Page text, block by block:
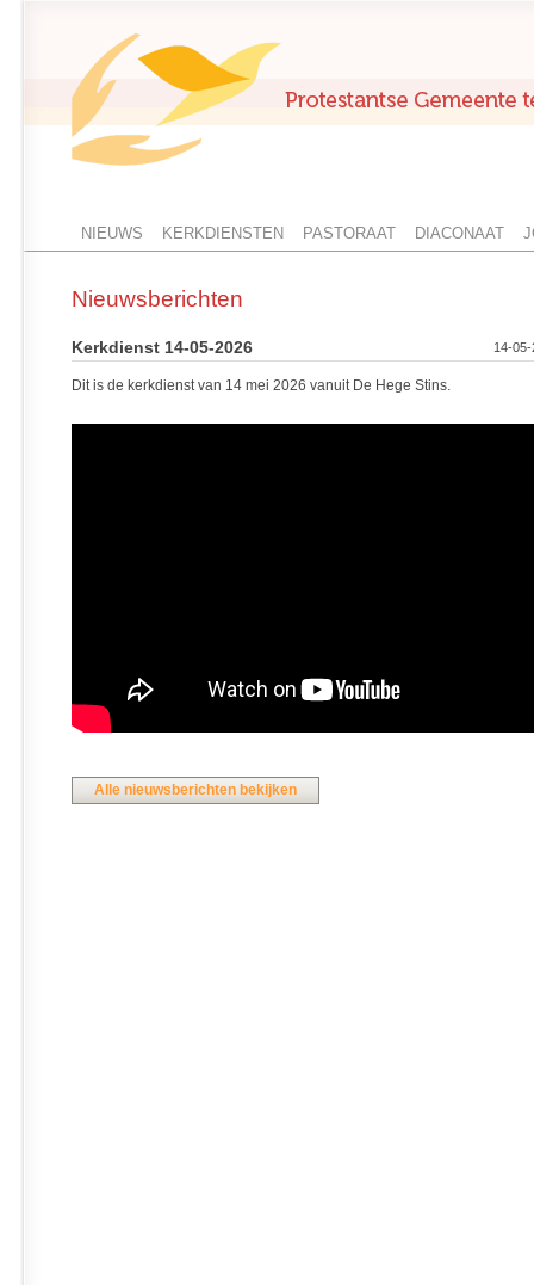
NIEUWS KERKDIENSTEN PASTORAAT DIACONAAT
Nieuwsberichten
Kerkdienst 14-05-2026 14-
Dit is de kerkdienst van 14 mei 2026 vanuit De Hege Stins.
Alle nieuwsberichten bekijken